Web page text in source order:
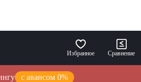
Избранное Сравнение
с авансом 0%